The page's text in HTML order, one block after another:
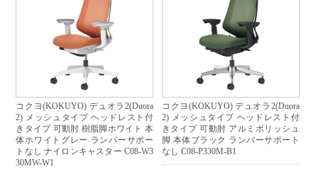
コクヨ(KOKUYO) デュオラ2(Duora
2) メッシュタイプ ヘッドレスト付
きタイプ 可動肘 樹脂脚ホワイト 本
体ホワイトグレー ランバーサポー
トなし ナイロンキャスター C08-W3
30MW-W1
コクヨ(KOKUYO) デュオラ2(Duora
2) メッシュタイプ ヘッドレスト付
きタイプ 可動肘 アルミポリッシュ
脚 本体ブラック ランバーサポート
なし C08-P330M-B1